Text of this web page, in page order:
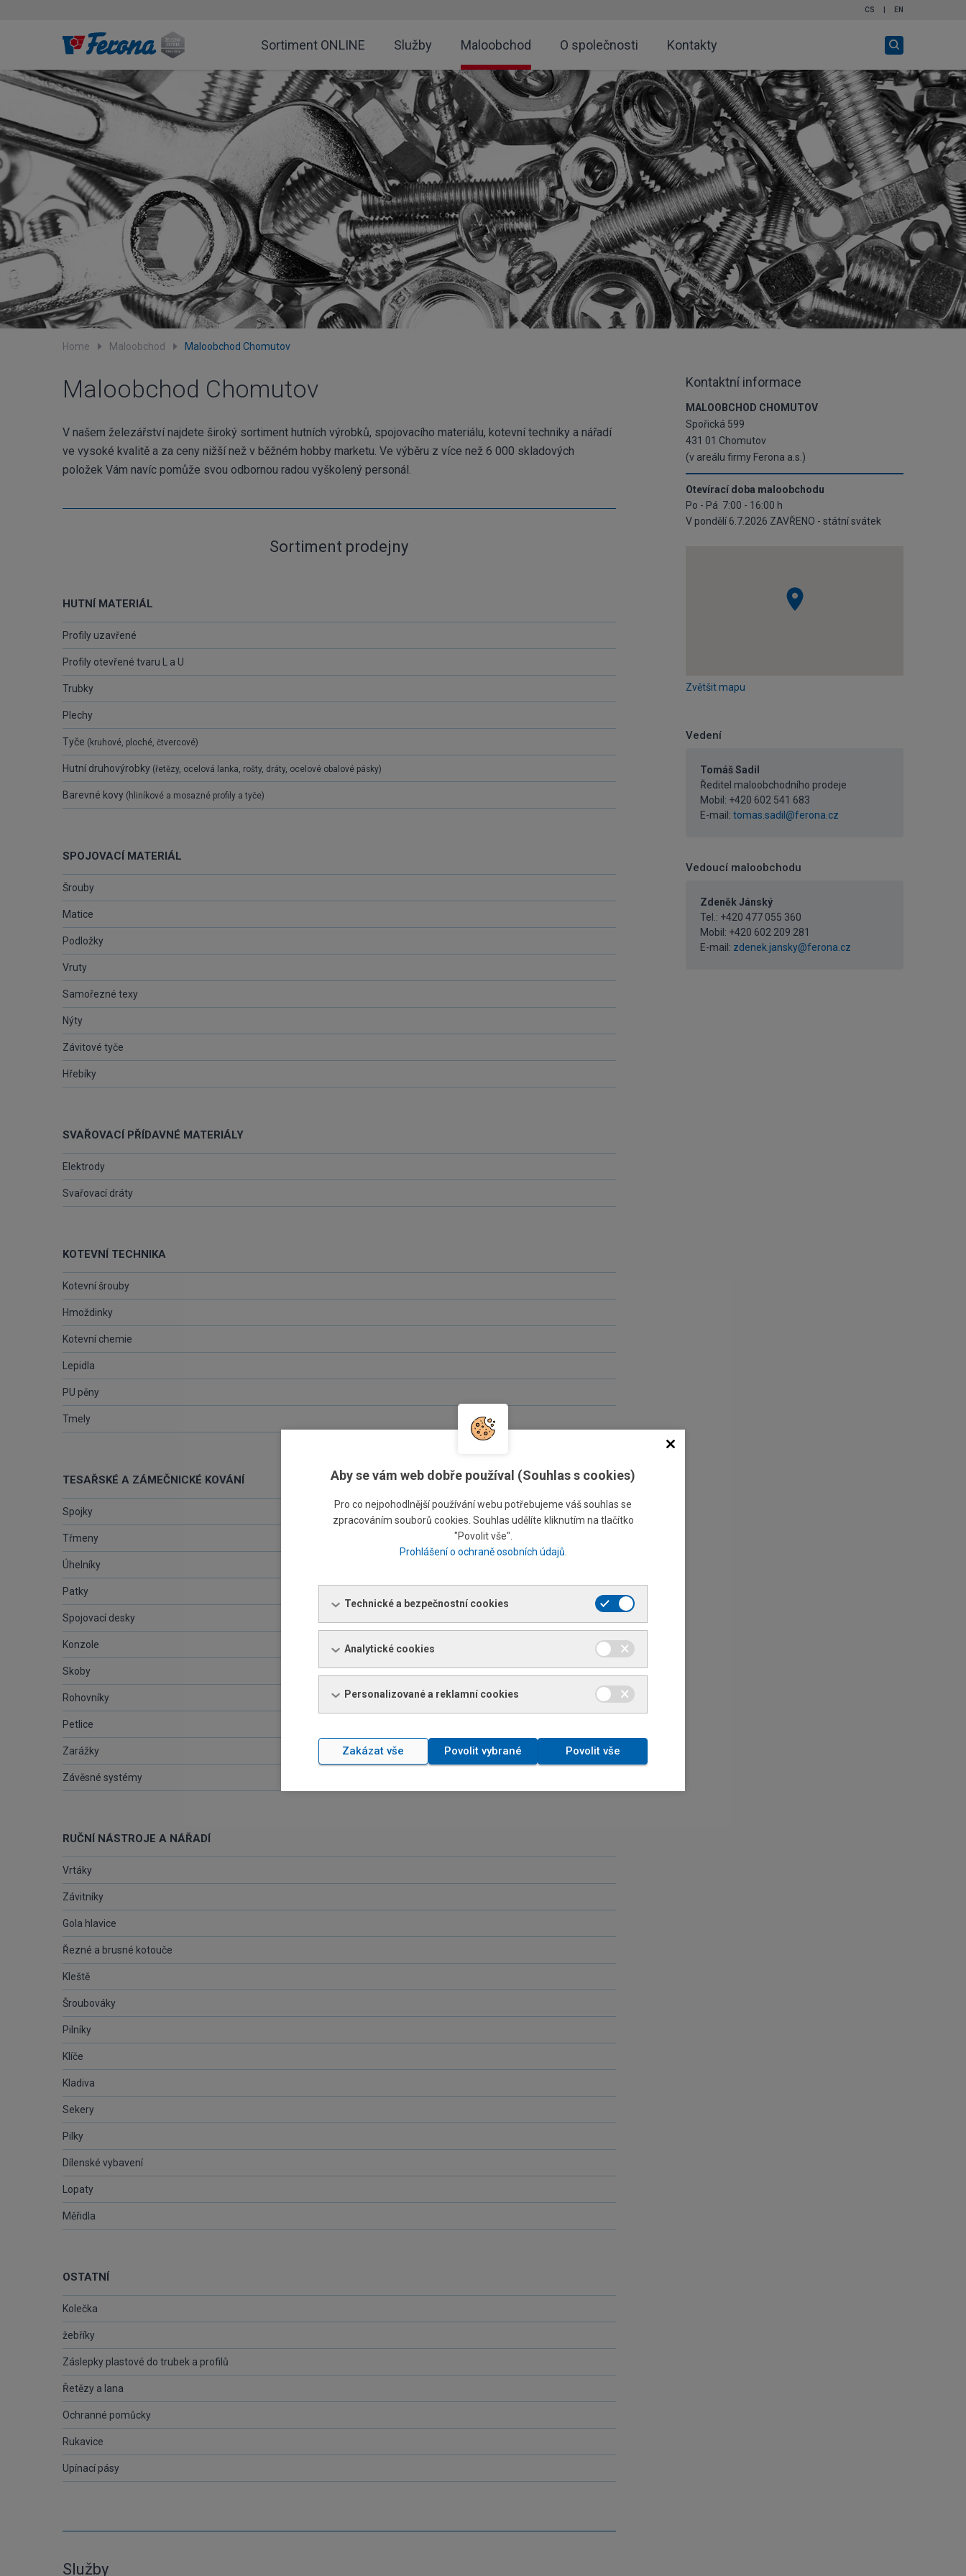
CS EN
Sortiment ONLINE Služby Maloobchod O společnosti Kontakty
vyhledávání
Home Maloobchod Maloobchod Chomutov
Maloobchod Chomutov
V našem železářství najdete široký sortiment hutních výrobků, spojovacího materiálu, kotevní techniky a nářadí
ve vysoké kvalitě a za ceny nižší než v běžném hobby marketu. Ve výběru z více než 6 000 skladových
položek Vám navíc pomůže svou odbornou radou vyškolený personál.
Sortiment prodejny
HUTNÍ MATERIÁL
Profily uzavřené
Profily otevřené tvaru L a U
Trubky
Plechy
Tyče (kruhové, ploché, čtvercové)
Hutní druhovýrobky (řetězy, ocelová lanka, rošty, dráty, ocelové obalové pásky)
Barevné kovy (hliníkové a mosazné profily a tyče)
SPOJOVACÍ MATERIÁL
Šrouby
Matice
Podložky
Vruty
Samořezné texy
Nýty
Závitové tyče
Hřebíky
SVAŘOVACÍ PŘÍDAVNÉ MATERIÁLY
Elektrody
Svařovací dráty
KOTEVNÍ TECHNIKA
Kotevní šrouby
Hmoždinky
Kotevní chemie
Lepidla
PU pěny
Tmely
TESAŘSKÉ A ZÁMEČNICKÉ KOVÁNÍ
Spojky
Třmeny
Úhelníky
Patky
Spojovací desky
Konzole
Skoby
Rohovníky
Petlice
Zarážky
Závěsné systémy
RUČNÍ NÁSTROJE A NÁŘADÍ
Vrtáky
Závitníky
Gola hlavice
Řezné a brusné kotouče
Kleště
Šroubováky
Pilníky
Klíče
Kladiva
Sekery
Pilky
Dílenské vybavení
Lopaty
Měřidla
OSTATNÍ
Kolečka
žebříky
Záslepky plastové do trubek a profilů
Řetězy a lana
Ochranné pomůcky
Rukavice
Upínací pásy
Služby
Kontaktní informace
MALOOBCHOD CHOMUTOV
Spořická 599
431 01 Chomutov
(v areálu firmy Ferona a.s.)
Otevírací doba maloobchodu
Po - Pá 7:00 - 16:00 h
V pondělí 6.7.2026 ZAVŘENO - státní svátek
Zvětšit mapu
Vedení
Tomáš Sadil
Ředitel maloobchodního prodeje
Mobil: +420 602 541 683
E-mail: tomas.sadil@ferona.cz
Vedoucí maloobchodu
Zdeněk Jánský
Tel.: +420 477 055 360
Mobil: +420 602 209 281
E-mail: zdenek.jansky@ferona.cz
Aby se vám web dobře používal (Souhlas s cookies)
Pro co nejpohodlnější používání webu potřebujeme váš souhlas se
zpracováním souborů cookies. Souhlas udělíte kliknutím na tlačítko
"Povolit vše".
Prohlášení o ochraně osobních údajů
Technické a bezpečnostní cookies
Analytické cookies
Personalizované a reklamní cookies
Povolit vše
Zakázat vše Povolit vybrané